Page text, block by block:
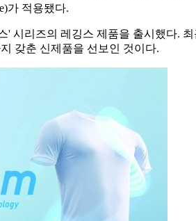
가 적용됐다.
' 시리즈의 레깅스 제품을 출시했다.
갖춘 신제품을 선보인 것이다.